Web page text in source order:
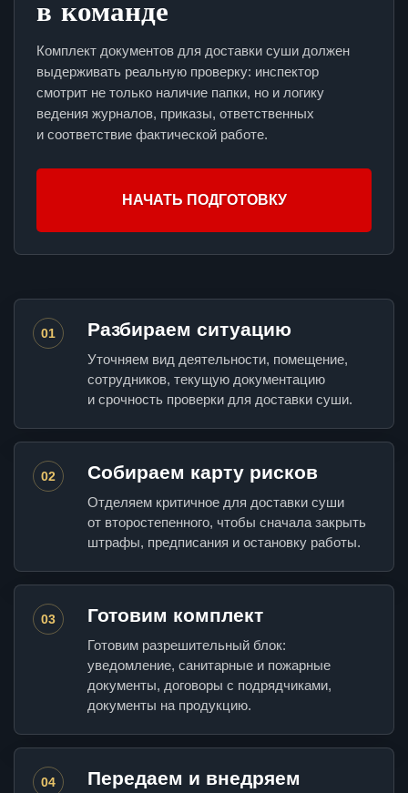
в команде
Комплект документов для доставки суши должен
выдерживать реальную проверку: инспектор
смотрит не только наличие папки, но и логику
ведения журналов, приказы, ответственных
и соответствие фактической работе.
НАЧАТЬ ПОДГОТОВКУ
01 Разбираем ситуацию
Уточняем вид деятельности, помещение,
сотрудников, текущую документацию
и срочность проверки для доставки суши.
02 Собираем карту рисков
Отделяем критичное для доставки суши
от второстепенного, чтобы сначала закрыть
штрафы, предписания и остановку работы.
03 Готовим комплект
Готовим разрешительный блок:
уведомление, санитарные и пожарные
документы, договоры с подрядчиками,
документы на продукцию.
04 Передаем и внедряем